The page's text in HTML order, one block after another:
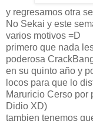
y regresamos otra
No Sekai y este
varios motivos =D
primero que nada
poderosa
en su quinto año y
locos para que lo
Maruricio Cerso por
Didio XD)
tambien tenemos